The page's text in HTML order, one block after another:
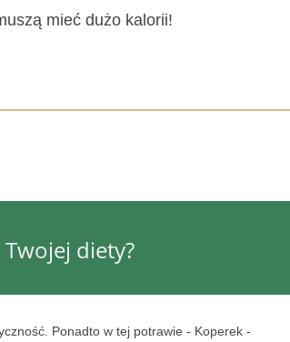
mieć dużo kalorii!
diety?
Ponadto w tej potrawie - Koperek -